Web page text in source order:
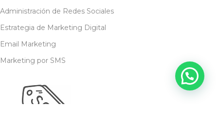
Administración de Redes Sociales
Estrategia de Marketing Digital
Email Marketing
Marketing por SMS